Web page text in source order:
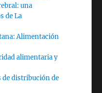
una
de La
Alimentación
alimentaria y
de distribución de